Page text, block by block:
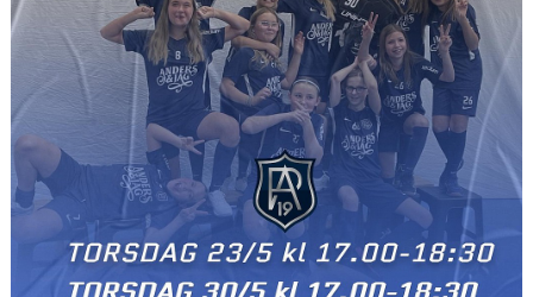
LIVESÄNDNINGAR
SAMARBETSPARTNERS
RA19 PROFILSHOP STADIUM